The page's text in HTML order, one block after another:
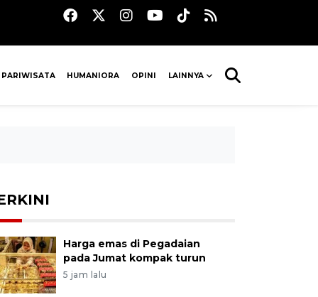
PARIWISATA HUMANIORA OPINI LAINNYA
Harga emas di Pegadaian
pada Jumat kompak turun
5 jam lalu